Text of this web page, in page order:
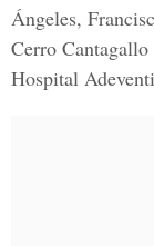
Ángeles,
Cerro Cantagallo
Hospital